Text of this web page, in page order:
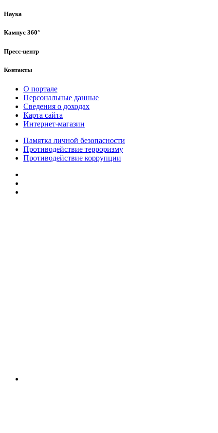
Наука
Кампус 360°
Пресс-центр
Контакты
О портале
Персональные данные
Сведения о доходах
Карта сайта
Интернет-магазин
Памятка личной безопасности
Противодействие терроризму
Противодействие коррупции